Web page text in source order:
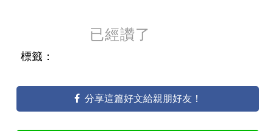
已經讚了
標籤：
分享這篇好文給親朋好友！